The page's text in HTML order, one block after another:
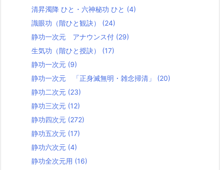
清昇濁降 ひと・六神秘功 ひと (4)
識眼功（階ひと観訣） (24)
静功一次元 アナウンス付 (29)
生気功（階ひと授訣） (17)
静功一次元 (9)
静功一次元 「正身滅無明・雑念掃清」 (20)
静功二次元 (23)
静功三次元 (12)
静功四次元 (272)
静功五次元 (17)
静功六次元 (4)
静功全次元用 (16)